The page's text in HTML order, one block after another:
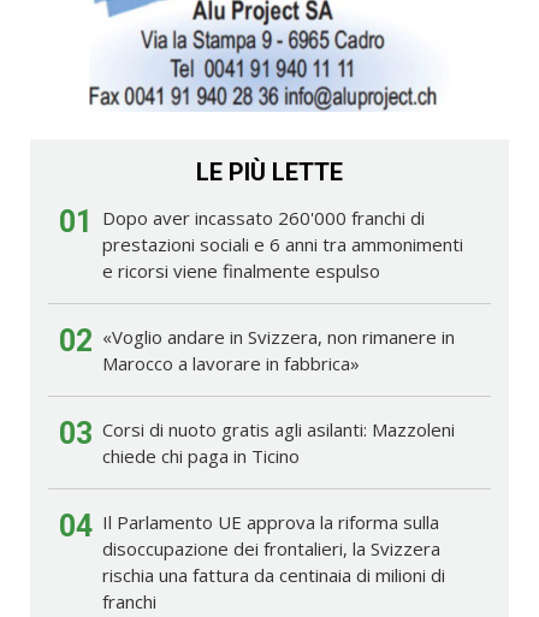
LE PIÙ LETTE
01
Dopo aver incassato 260'000 franchi di
prestazioni sociali e 6 anni tra ammonimenti
e ricorsi viene finalmente espulso
02 «Voglio andare in Svizzera, non rimanere in
Marocco a lavorare in fabbrica»
03 Corsi di nuoto gratis agli asilanti: Mazzoleni
chiede chi paga in Ticino
04 Il Parlamento UE approva la riforma sulla
disoccupazione dei frontalieri, la Svizzera
rischia una fattura da centinaia di milioni di
franchi